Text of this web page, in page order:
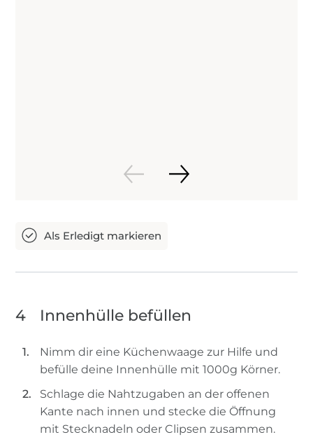
4 Innenhülle befüllen
Nimm dir eine Küchenwaage zur Hilfe und
befülle deine Innenhülle mit 1000g Körner.
Schlage die Nahtzugaben an der offenen
Kante nach innen und stecke die Öffnung
mit Stecknadeln oder Clipsen zusammen.